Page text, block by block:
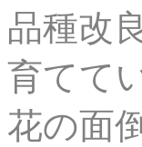
品種改
育てて
花の面